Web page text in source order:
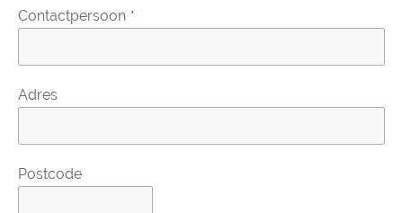
Contactpersoon *
Adres
Postcode